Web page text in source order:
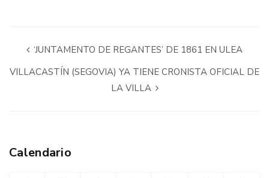
‘JUNTAMENTO DE REGANTES’ DE 1861 EN ULEA
VILLACASTÍN (SEGOVIA) YA TIENE CRONISTA OFICIAL DE
LA VILLA
Calendario